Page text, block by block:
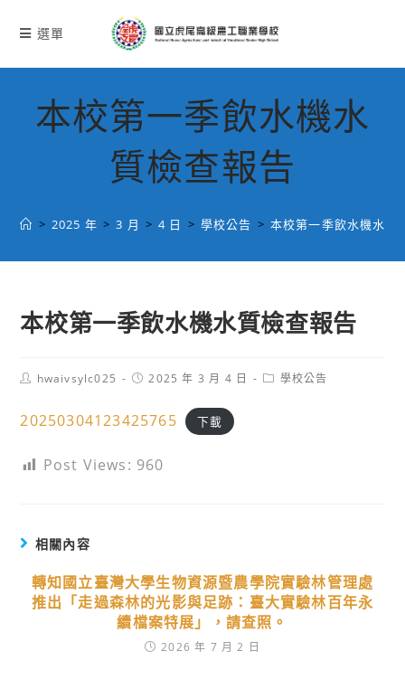
選單
本校第一季飲水機水
質檢查報告
> 2025 年 > 3 月 > 4 日 > 學校公告 > 本校第一季飲水機水質
本校第一季飲水機水質檢查報告
Posthwaivsylc025
Post2025 年 3 月 4 日
Post學校公告
20250304123425765 下載
Post Views: 960
相關內容
轉知國立臺灣大學生物資源暨農學院實驗林管理處
推出「走過森林的光影與足跡：臺大實驗林百年永
續檔案特展」，請查照。
2026 年 7 月 2 日